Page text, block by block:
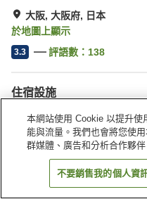
大阪, 大阪府, 日本
於地圖上顯示
3.3 評語數： 138
住宿設施
自動販賣機
首頁 日本 大阪府 大阪
本網站使用 Cookie 以提升
能與流量。我們也會將您使
群媒體、廣告和分析合作夥伴
不要銷售我的個人資